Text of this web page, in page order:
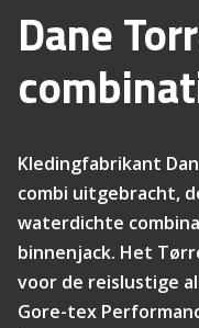
Dane
Kledingfabrikant
combi uitgebracht,
waterdichte
binnenjack. Het
voor de reislustige
Gore-tex